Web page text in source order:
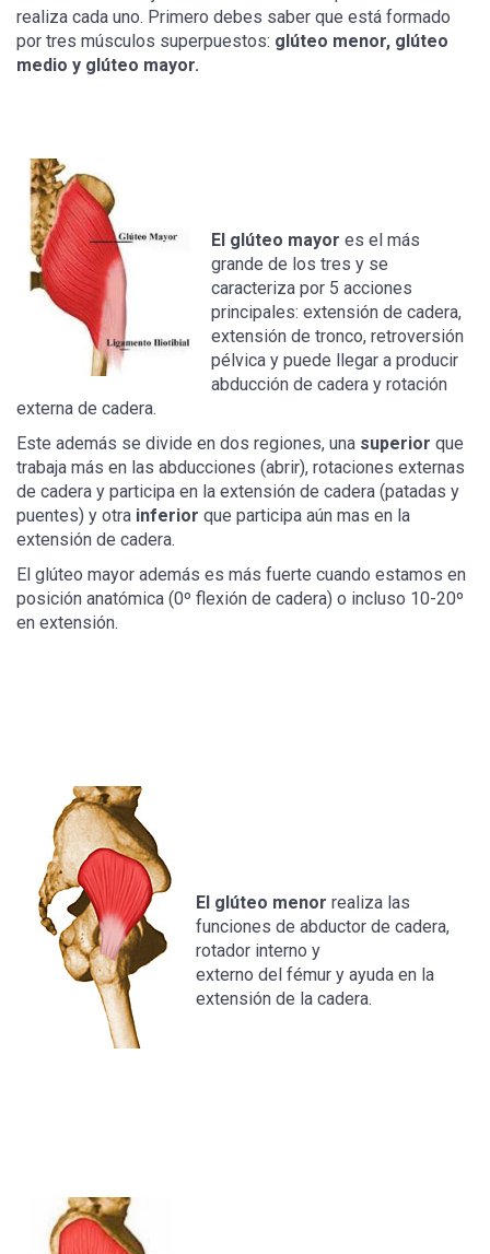
realiza cada uno. Primero debes saber que está formado
por tres músculos superpuestos: glúteo menor, glúteo
medio y glúteo mayor.
El glúteo mayor es el más
grande de los tres y se
caracteriza por 5 acciones
principales: extensión de cadera,
extensión de tronco, retroversión
pélvica y puede llegar a producir
abducción de cadera y rotación
externa de cadera.
Este además se divide en dos regiones, una superior que
trabaja más en las abducciones (abrir), rotaciones externas
de cadera y participa en la extensión de cadera (patadas y
puentes) y otra inferior que participa aún mas en la
extensión de cadera.
El glúteo mayor además es más fuerte cuando estamos en
posición anatómica (0º flexión de cadera) o incluso 10-20º
en extensión.
El glúteo menor realiza las
funciones de abductor de cadera,
rotador interno y
externo del fémur y ayuda en la
extensión de la cadera.